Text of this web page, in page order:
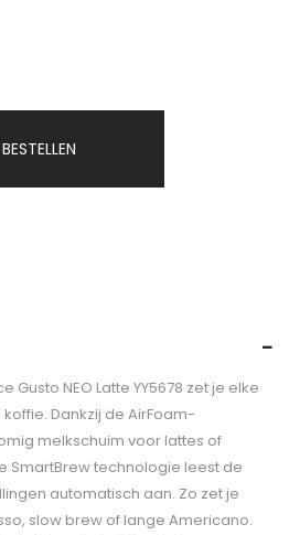
Gusto NEO Latte YY5678 zet je elke
Dankzij de AirFoam-
melkschuim voor lattes of
SmartBrew technologie leest de
automatisch aan. Zo zet je
slow brew of lange Americano.